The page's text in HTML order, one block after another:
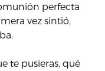
perfecta
vez sintió,
te pusieras, qué